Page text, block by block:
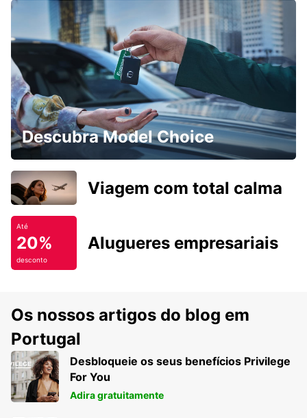
Descubra Model Choice
Viagem com total calma
Até
20%
desconto
Alugueres empresariais
Os nossos artigos do blog em
Portugal
Desbloqueie os seus benefícios Privilege
For You
Adira gratuitamente